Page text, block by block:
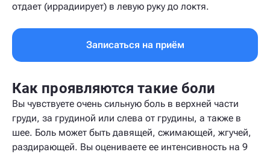
отдает (иррадиирует) в левую руку до локтя.
Записаться на приём
Как проявляются такие боли
Вы чувствуете очень сильную боль в верхней части
груди, за грудиной или слева от грудины, а также в
шее. Боль может быть давящей, сжимающей, жгучей,
раздирающей. Вы оцениваете ее интенсивность на 9